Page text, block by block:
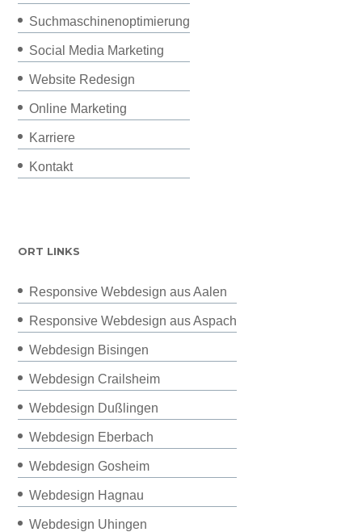
Suchmaschinenoptimierung
Social Media Marketing
Website Redesign
Online Marketing
Karriere
Kontakt
ORT LINKS
Responsive Webdesign aus Aalen
Responsive Webdesign aus Aspach
Webdesign Bisingen
Webdesign Crailsheim
Webdesign Dußlingen
Webdesign Eberbach
Webdesign Gosheim
Webdesign Hagnau
Webdesign Uhingen